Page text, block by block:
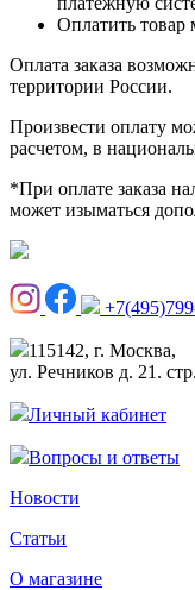
Оплатить
Оплата заказа
территории России.
Произвести оплату
расчетом, в
*При оплате заказа
может изыматься
115142, г. Москва,
ул. Речников д. 21.
Личный кабинет
Вопросы и ответы
Новости
Статьи
О магазине